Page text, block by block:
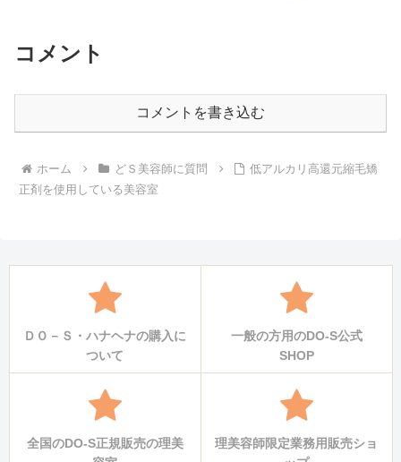
コメント
コメントを書き込む
ホーム どＳ美容師に質問
低アルカリ高還元縮毛矯
正剤を使用している美容室
ＤＯ－Ｓ・ハナヘナの購入に
ついて
一般の方用のDO-S公式
SHOP
全国のDO-S正規販売の理美
理美容師限定業務用販売ショ